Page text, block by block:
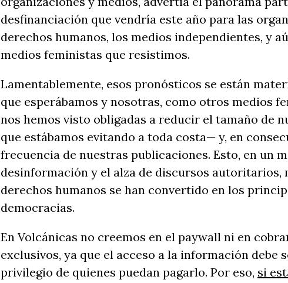
desfinanciación que vendría este año para las
derechos humanos, los medios independientes, y
medios feministas que resistimos.
Lamentablemente, esos pronósticos se están
que esperábamos y nosotras, como otros medios
nos hemos visto obligadas a reducir el tamaño de
que estábamos evitando a toda costa— y, en
frecuencia de nuestras publicaciones. Esto, en un
desinformación y el alza de discursos autoritarios,
derechos humanos se han convertido en los
democracias.
En Volcánicas no creemos en el paywall ni en
exclusivos, ya que el acceso a la información debe
privilegio de quienes puedan pagarlo. Por eso, si